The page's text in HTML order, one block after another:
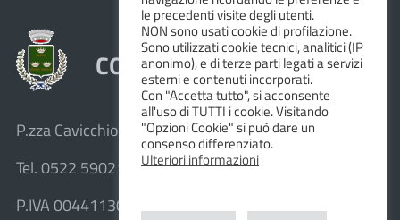
COMUNE DI ALBINEA
P.zza Cavicchioni, 8 – 42020 Albinea (R.E.)
Tel. 0522 590211 – Fax 0522 590236
P.IVA 00441130358
le precedenti visite degli utenti.
NON sono usati cookie di profilazione.
Sono utilizzati cookie tecnici, analitici (IP
anonimo), e di terze parti legati a servizi
esterni e contenuti incorporati.
Con "Accetta tutto", si acconsente
all'uso di TUTTI i cookie. Visitando
"Opzioni Cookie" si può dare un
consenso differenziato.
Ulteriori informazioni